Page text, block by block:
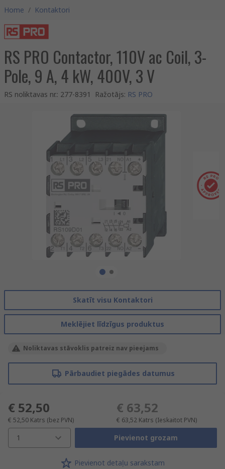
Home / Kontaktori
RS PRO Contactor, 110V ac Coil, 3-
Pole, 9 A, 4 kW, 400V, 3 V
RS noliktavas nr.: 277-8391 Ražotājs: RS PRO
Skatīt visu Kontaktori
Meklējiet līdzīgus produktus
Noliktavas stāvoklis patreiz nav pieejams
Pārbaudiet piegādes datumus
€ 52,50
€ 52,50 Katrs (bez PVN)
€ 63,52
€ 63,52 Katrs (Ieskaitot PVN)
1 Pievienot grozam
Pievienot detaļu sarakstam